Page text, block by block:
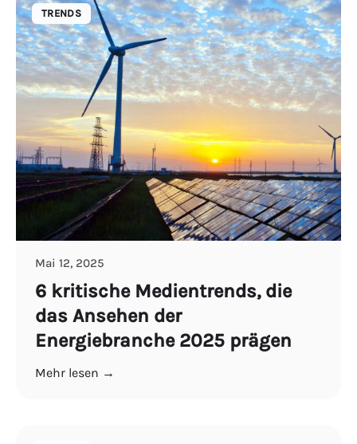
TRENDS
Mai 12, 2025
6 kritische Medientrends, die
das Ansehen der
Energiebranche 2025 prägen
Mehr lesen →